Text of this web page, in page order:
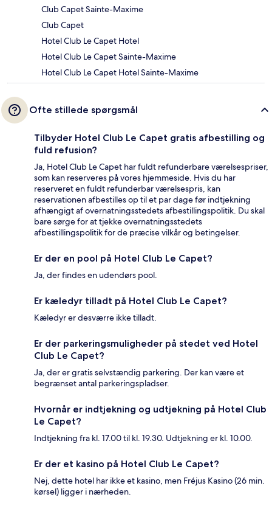
Club Capet Sainte-Maxime
Club Capet
Hotel Club Le Capet Hotel
Hotel Club Le Capet Sainte-Maxime
Hotel Club Le Capet Hotel Sainte-Maxime
Ofte stillede spørgsmål
Tilbyder Hotel Club Le Capet gratis afbestilling og
fuld refusion?
Ja, Hotel Club Le Capet har fuldt refunderbare værelsespriser,
som kan reserveres på vores hjemmeside. Hvis du har
reserveret en fuldt refunderbar værelsespris, kan
reservationen afbestilles op til et par dage før indtjekning
afhængigt af overnatningsstedets afbestillingspolitik. Du skal
bare sørge for at tjekke overnatningsstedets
afbestillingspolitik for de præcise vilkår og betingelser.
Er der en pool på Hotel Club Le Capet?
Ja, der findes en udendørs pool.
Er kæledyr tilladt på Hotel Club Le Capet?
Kæledyr er desværre ikke tilladt.
Er der parkeringsmuligheder på stedet ved Hotel
Club Le Capet?
Ja, der er gratis selvstændig parkering. Der kan være et
begrænset antal parkeringspladser.
Hvornår er indtjekning og udtjekning på Hotel Club
Le Capet?
Indtjekning fra kl. 17.00 til kl. 19.30. Udtjekning er kl. 10.00.
Er der et kasino på Hotel Club Le Capet?
Nej, dette hotel har ikke et kasino, men Fréjus Kasino (26 min.
kørsel) ligger i nærheden.